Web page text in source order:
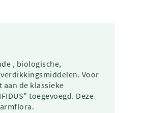
, biologische,
Voor
de klassieke
toegevoegd. Deze